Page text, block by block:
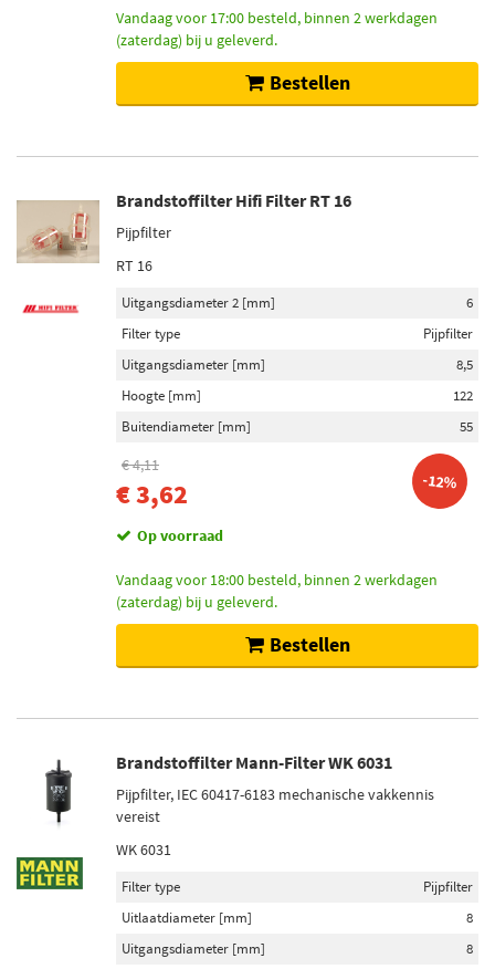
Vandaag voor 17:00 besteld, binnen 2 werkdagen
(zaterdag) bij u geleverd.
Bestellen
Brandstoffilter Hifi Filter RT 16
Pijpfilter
RT 16
Uitgangsdiameter 2 [mm]
6
Filter type
Pijpfilter
Uitgangsdiameter [mm]
8,5
Hoogte [mm]
122
Buitendiameter [mm]
55
€ 4,11
€ 3,62 -12%
Op voorraad
Vandaag voor 18:00 besteld, binnen 2 werkdagen
(zaterdag) bij u geleverd.
Bestellen
Brandstoffilter Mann-Filter WK 6031
Pijpfilter, IEC 60417-6183 mechanische vakkennis
vereist
WK 6031
Filter type
Pijpfilter
Uitlaatdiameter [mm]
8
Uitgangsdiameter [mm]
8